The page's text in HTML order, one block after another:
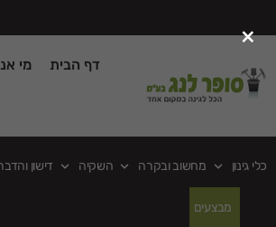
דף הבית מי
כלי גינון מחשוב ובקרה השקיה דישון
מבצעים
×